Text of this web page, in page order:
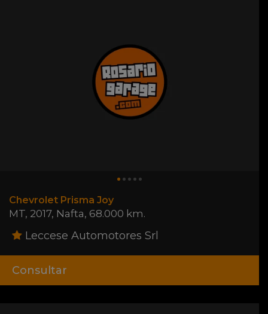
Chevrolet Prisma Joy
MT, 2017, Nafta, 68.000 km.
Leccese Automotores Srl
Consultar